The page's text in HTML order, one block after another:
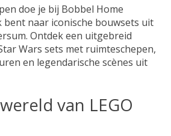
doe je bij Bobbel Home
bent naar iconische bouwsets uit
Ontdek een uitgebreid
Wars sets met ruimteschepen,
en legendarische scènes uit
van LEGO